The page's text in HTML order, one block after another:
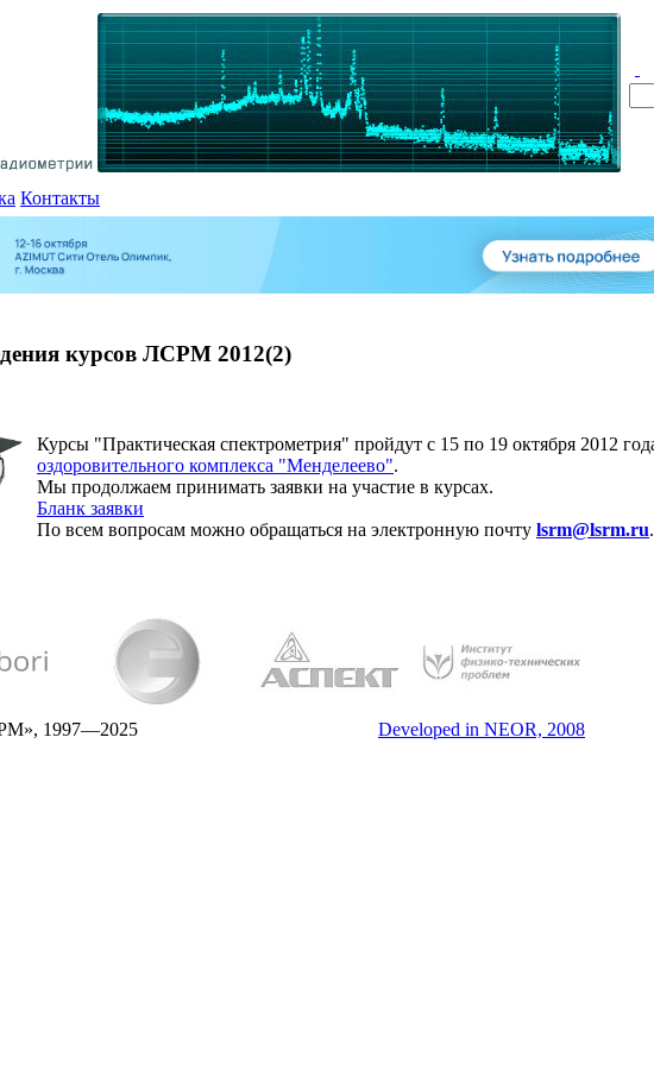
Контакты
курсов ЛСРМ 2012(2)
Курсы "Практическая спектрометрия" пройдут с 15 по 19 октября 2012
оздоровительного комплекса "Менделеево".
Мы продолжаем принимать заявки на участие в курсах.
Бланк заявки
По всем вопросам можно обращаться на электронную почту lsrm@lsrm.ru.
1997—2025 Developed in NEOR, 2008